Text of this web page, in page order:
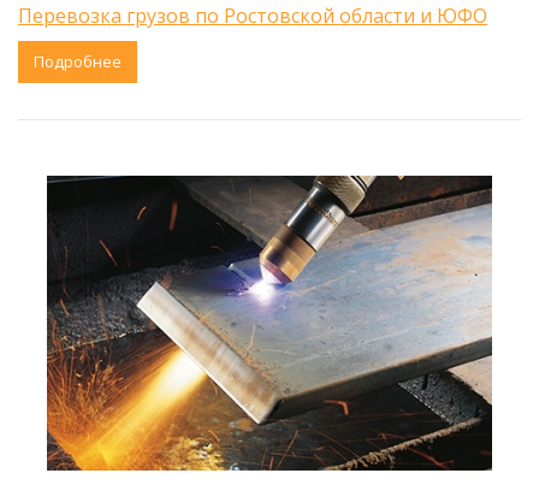
Перевозка грузов по Ростовской области и ЮФО
Подробнее